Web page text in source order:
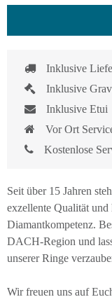
Inklusive
Inklusive
Inklusive Etui
Vor Ort
Kostenlose
Seit über 15 Jahren
exzellente Qualität
Diamantkompetenz.
DACH-Region und
unserer Ringe
Wir freuen uns auf